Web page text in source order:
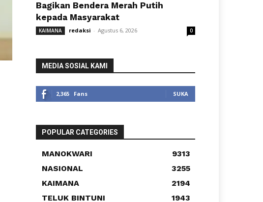
Bagikan Bendera Merah Putih
kepada Masyarakat
KAIMANA redaksi - Agustus 6, 2026 0
MEDIA SOSIAL KAMI
2,365 Fans SUKA
POPULAR CATEGORIES
MANOKWARI
9313
NASIONAL
3255
KAIMANA
2194
TELUK BINTUNI
1943